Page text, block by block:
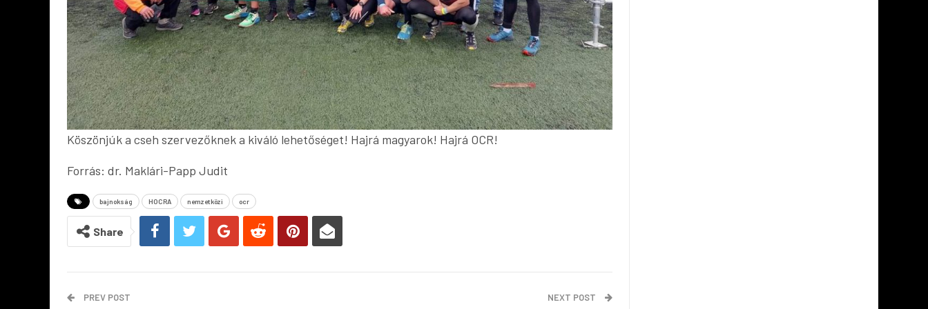
Köszönjúk a cseh szervezőknek a kiváló lehetőséget! Hajrá magyarok! Hajrá OCR!
Forrás: dr. Maklári-Papp Judit
bajnokság HOCRA nemzetközi ocr
Share
PREV POST NEXT POST